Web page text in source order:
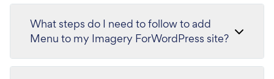
What steps do I need to follow to add
Menu to my Imagery ForWordPress site?